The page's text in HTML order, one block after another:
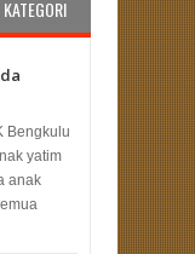
KATEGORI
Bengkulu
yatim
anak